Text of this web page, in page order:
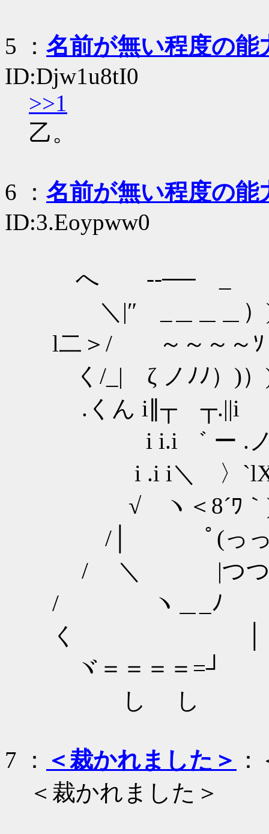
5 ： 名前が無い程度の能
ID:Djw1u8tI0
>>1
乙。
6 ： 名前が無い程度の能
ID:3.Eoypww0
へ --── _
＼|″ _＿＿＿）
l二＞/ ～～～～ｿ
く/_|ゝζ ノﾉﾉ）)）
.くん i∥┬
i i.i ゛ ー .
i .i i＼ 〉`lXl
√ ヽ＜8´ﾜ
/│ ﾟ(っっ
/ ＼ |つ
/ ヽ＿_
く │
ヾ＝＝＝＝=┘
し し
7 ： ＜裁かれました＞
＜裁かれました＞